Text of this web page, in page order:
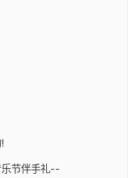
乐节伴手礼--